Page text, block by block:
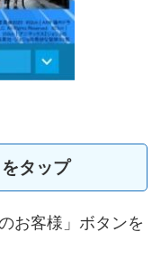
タップ
お客様」ボタンを